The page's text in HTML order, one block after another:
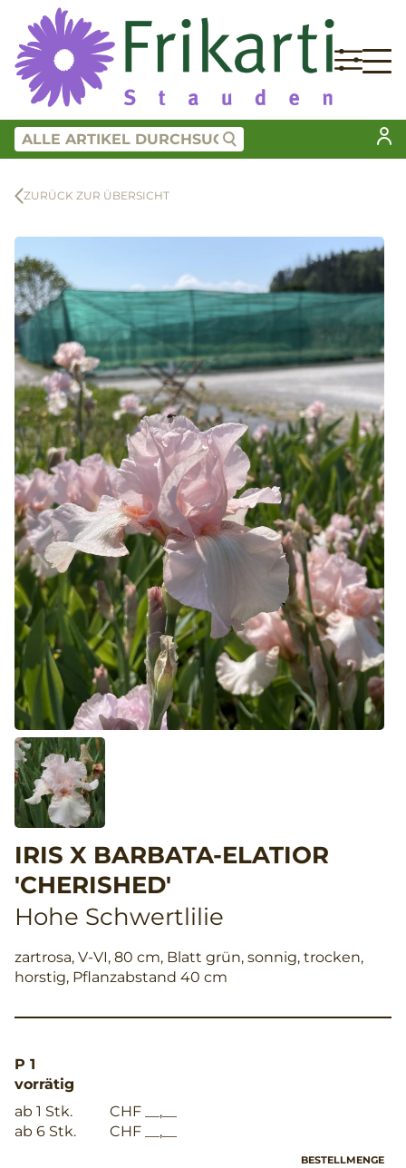
ZURÜCK ZUR ÜBERSICHT
IRIS X BARBATA-ELATIOR
'CHERISHED'
Hohe Schwertlilie
zartrosa, V-VI, 80 cm, Blatt grün, sonnig, trocken,
horstig, Pflanzabstand 40 cm
P 1
vorrätig
ab 1 Stk.
CHF __,__
ab 6 Stk.
CHF __,__
BESTELLMENGE